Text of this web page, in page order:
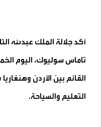
أكد جلالة الملك عبدﷲ
تاماس سوليوك، اليوم
القائم بين الأردن
التعليم والسياحة.